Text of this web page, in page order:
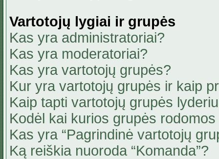
Vartotojų lygiai ir grupės
Kas yra administratoriai?
Kas yra moderatoriai?
Kas yra vartotojų grupės?
Kur yra vartotojų grupės ir kaip
Kaip tapti vartotojų grupės
Kodėl kai kurios grupės
Kas yra “Pagrindinė vartotojų
Ką reiškia nuoroda “Komanda”?